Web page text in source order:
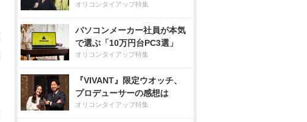
オリコンタイアップ特集
パソコンメーカー社員が本気
で選ぶ「10万円台PC3選」
オリコンタイアップ特集
『VIVANT』限定ウオッチ、
プロデューサーの感想は
オリコンタイアップ特集